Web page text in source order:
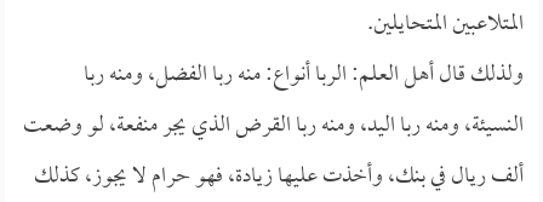
المتلاعبين المتحايلين.
ولذلك قال أهل العلم: الربا أنواع: منه ربا الفضل، ومنه ربا
النسيئة، ومنه ربا اليد، ومنه ربا القرض الذي يجر منفعة، لو وضعت
ألف ريال في بنك، وأخذت عليها زيادة، فهو حرام لا يجوز، كذلك